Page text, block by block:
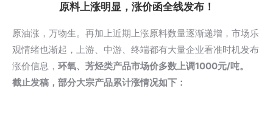
原料上涨明显，涨价函全线发布！
原油涨，万物生。再加上近期上涨原料数量逐渐递增，市场乐
观情绪也渐起，上游、中游、终端都有大量企业看准时机发布
涨价信息， 环氧、芳烃类产品市场价多数上调1000元/吨。
截止发稿，部分大宗产品累计涨情况如下：